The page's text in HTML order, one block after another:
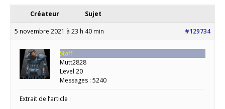
Créateur Sujet
5 novembre 2021 à 23 h 40 min #129734
Staff
Mutt2828
Level 20
Messages : 5240
Extrait de l’article :